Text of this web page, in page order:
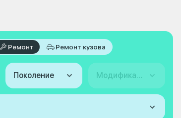
Ремонт Ремонт кузова
Поколение Модификация